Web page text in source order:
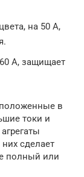
на 50 А,
А, защищает
в
токи и
сделает
полный или